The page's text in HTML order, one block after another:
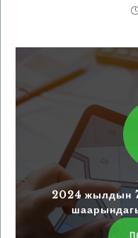
2024 жылдын